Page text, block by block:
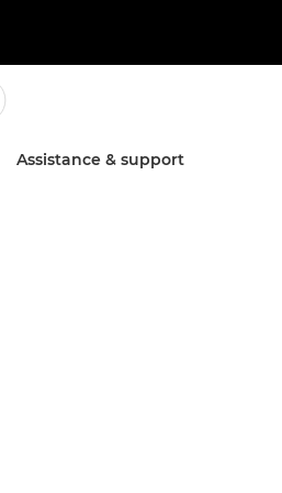
Assistance & support